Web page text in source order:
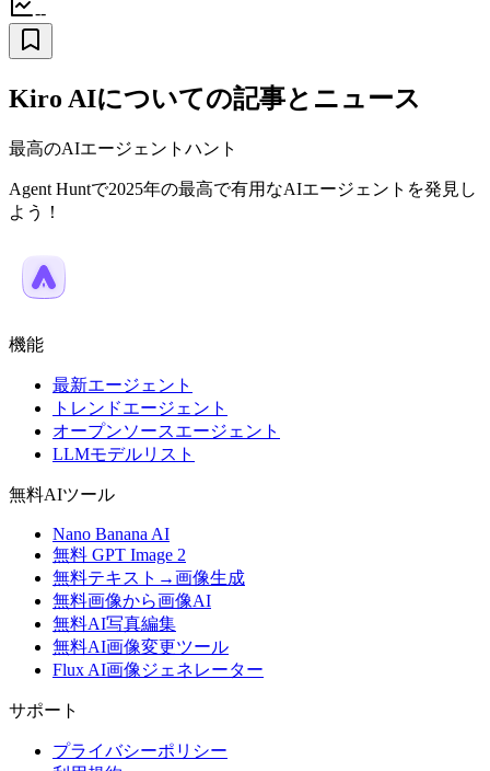
--
Kiro AIについての記事とニュース
最高のAIエージェントハント
Agent Huntで2025年の最高で有用なAIエージェントを発見し
よう！
機能
最新エージェント
トレンドエージェント
オープンソースエージェント
LLMモデルリスト
無料AIツール
Nano Banana AI
無料 GPT Image 2
無料テキスト→画像生成
無料画像から画像AI
無料AI写真編集
無料AI画像変更ツール
Flux AI画像ジェネレーター
サポート
プライバシーポリシー